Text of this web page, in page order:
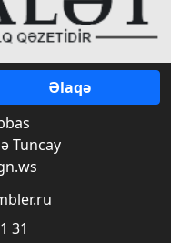
Əlaqə
Tuncay
31